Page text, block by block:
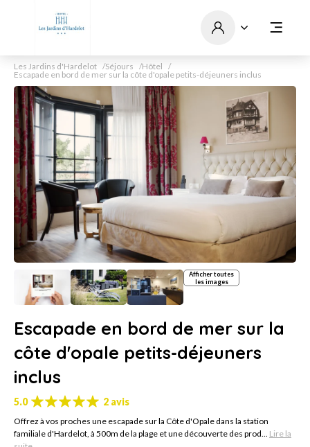
Les Jardins d'Hardelot Séjours
Hôtel
Escapade en bord de mer sur la côte d'opale petits-déjeuners inclus
Afficher toutes
les images
Escapade en bord de mer sur la
côte d'opale petits-déjeuners
inclus
5.0 2 avis
Offrez à vos proches une escapade sur la Côte d'Opale dans la station
familiale d'Hardelot, à 500m de la plage et une découverte des prod... Lire la